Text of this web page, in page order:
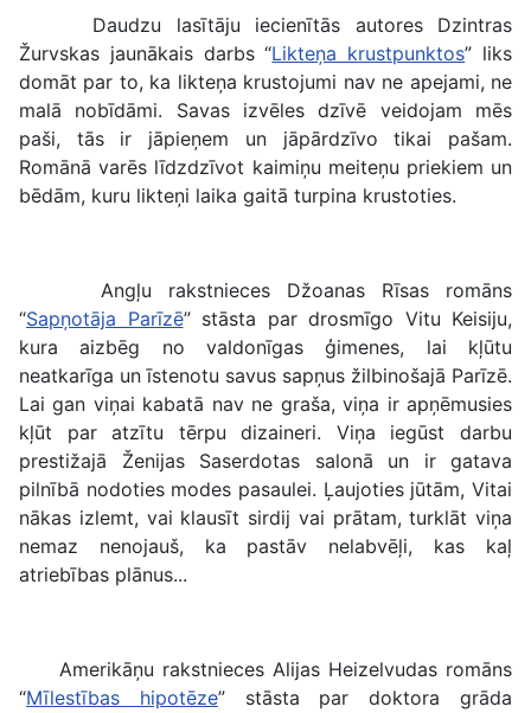
Daudzu lasītāju iecienītās autores Dzintras
Žurvskas jaunākais darbs “Likteņa krustpunktos” liks
domāt par to, ka likteņa krustojumi nav ne apejami, ne
malā nobīdāmi. Savas izvēles dzīvē veidojam mēs
paši, tās ir jāpieņem un jāpārdzīvo tikai pašam.
Romānā varēs līdzdzīvot kaimiņu meiteņu priekiem un
bēdām, kuru likteņi laika gaitā turpina krustoties.
Angļu rakstnieces Džoanas Rīsas romāns
“Sapņotāja Parīzē” stāsta par drosmīgo Vitu Keisiju,
kura aizbēg no valdonīgas ģimenes, lai kļūtu
neatkarīga un īstenotu savus sapņus žilbinošajā Parīzē.
Lai gan viņai kabatā nav ne graša, viņa ir apņēmusies
kļūt par atzītu tērpu dizaineri. Viņa iegūst darbu
prestižajā Ženijas Saserdotas salonā un ir gatava
pilnībā nodoties modes pasaulei. Ļaujoties jūtām, Vitai
nākas izlemt, vai klausīt sirdij vai prātam, turklāt viņa
nemaz nenojauš, ka pastāv nelabvēļi, kas kaļ
atriebības plānus...
Amerikāņu rakstnieces Alijas Heizelvudas romāns
“Mīlestības hipotēze” stāsta par doktora grāda